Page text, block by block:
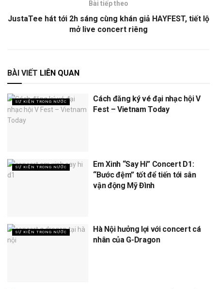
Bài tiếp theo
JustaTee hát tới 2h sáng cùng khán giả HAYFEST, tiết lộ
mở live concert riêng
BÀI VIẾT LIÊN QUAN
SỰ KIỆN TRONG NƯỚC
Cách đăng ký vé đại nhạc hội V
Fest – Vietnam Today
SỰ KIỆN TRONG NƯỚC
Em Xinh “Say Hi” Concert D1:
“Bước đệm” tốt để tiến tới sân
vận động Mỹ Đình
SỰ KIỆN TRONG NƯỚC
Hà Nội hưởng lợi với concert cá
nhân của G-Dragon